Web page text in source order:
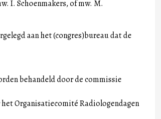
I. Schoenmakers, of mw. M.
aan het (congres)bureau dat de
behandeld door de commissie
Organisatiecomité Radiologendagen